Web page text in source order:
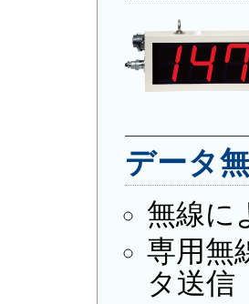
データ
無線に
専用無
タ送信